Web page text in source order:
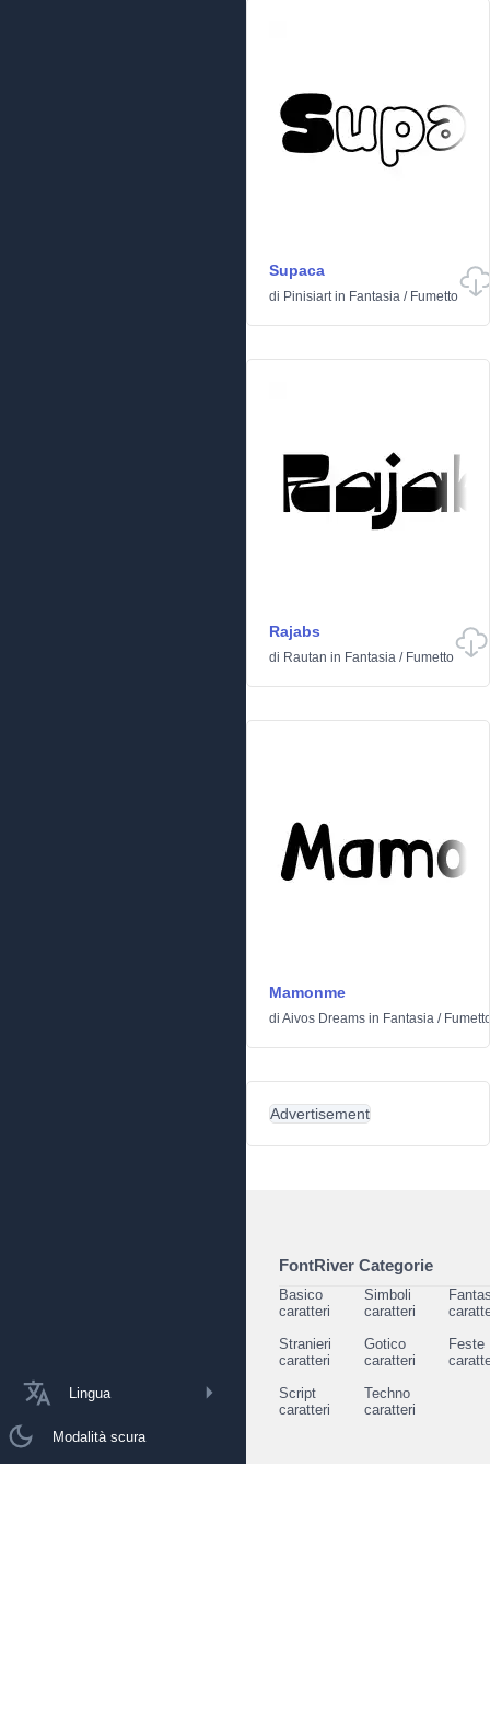
Lingua
Modalità scura
Supaca
di Pinisiartin Fantasia / Fumetto
Rajabs
di Rautan in Fantasia / Fumetto
Mamonme
di Aivos Dreams in Fantasia /
Advertisement
FontRiver Categorie
Basico
caratteri
Simboli
caratteri
Stranieri
caratteri
Gotico
caratteri
Feste
Script
caratteri
Techno
caratteri